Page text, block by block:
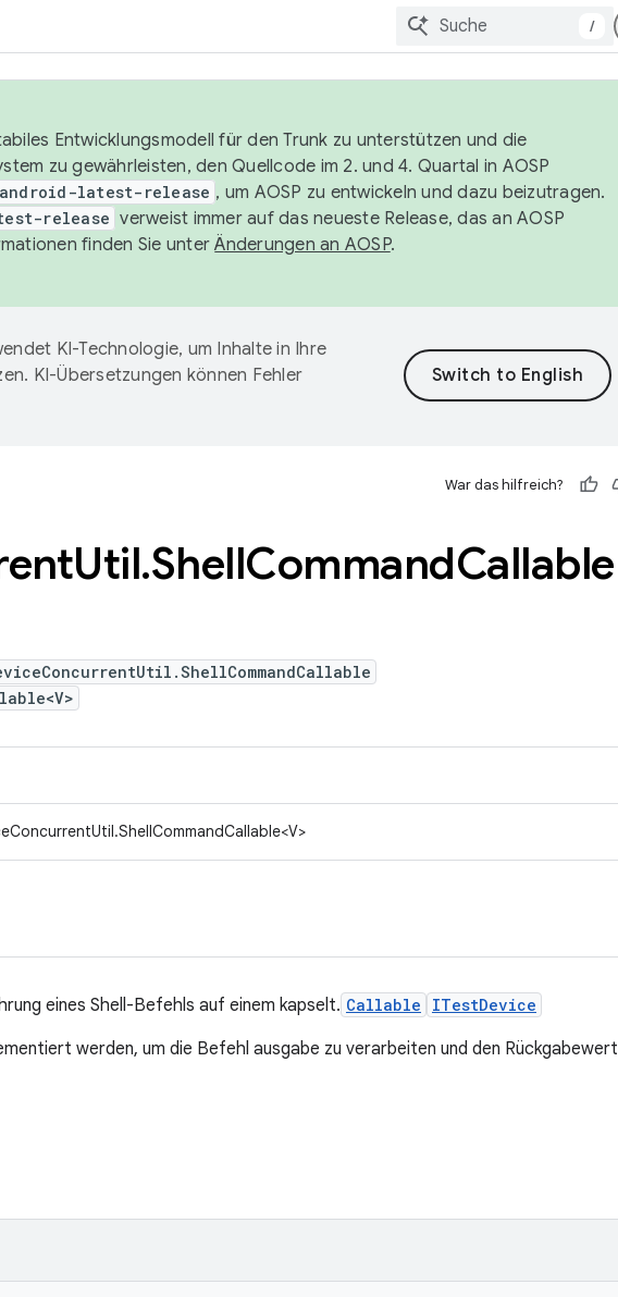
/
Entwicklungsmodell für den Trunk zu unterstützen und die
zu gewährleisten, den Quellcode im 2. und 4. Quartal in AOSP
android-latest-release , um AOSP zu entwickeln und dazu beizutragen.
release verweist immer auf das neueste Release, das an AOSP
finden Sie unterÄnderungen an AOSP.
KI-Technologie, um Inhalte in Ihre
KI-Übersetzungen können Fehler
War das hilfreich?
Util.ShellCommandCallable
eines Shell-Befehls auf einem kapselt. Callable ITestDevice
werden, um die Befehl ausgabe zu verarbeiten und den Rückgabewert